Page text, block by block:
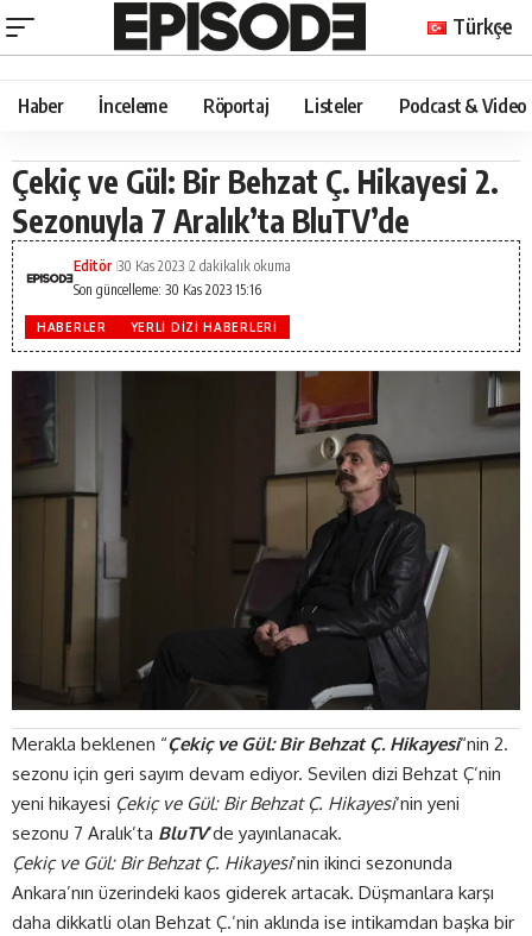
Türkçe
Haber İnceleme Röportaj Listeler Podcast & Video
Çekiç ve Gül: Bir Behzat Ç. Hikayesi 2.
Sezonuyla 7 Aralık’ta BluTV’de
Son güncelleme: 30 Kas 2023 15:16
Editör 30 Kas 2023 2 dakikalık okuma
HABERLER YERLI DIZI HABERLERI
Merakla beklenen “Çekiç ve Gül: Bir Behzat Ç. Hikayesi“nin 2.
sezonu için geri sayım devam ediyor. Sevilen dizi Behzat Ç’nin
yeni hikayesi Çekiç ve Gül: Bir Behzat Ç. Hikayesi‘nin yeni
sezonu 7 Aralık’ta BluTV‘de yayınlanacak.
Çekiç ve Gül: Bir Behzat Ç. Hikayesi’nin ikinci sezonunda
Ankara’nın üzerindeki kaos giderek artacak. Düşmanlara karşı
daha dikkatli olan Behzat Ç.’nin aklında ise intikamdan başka bir